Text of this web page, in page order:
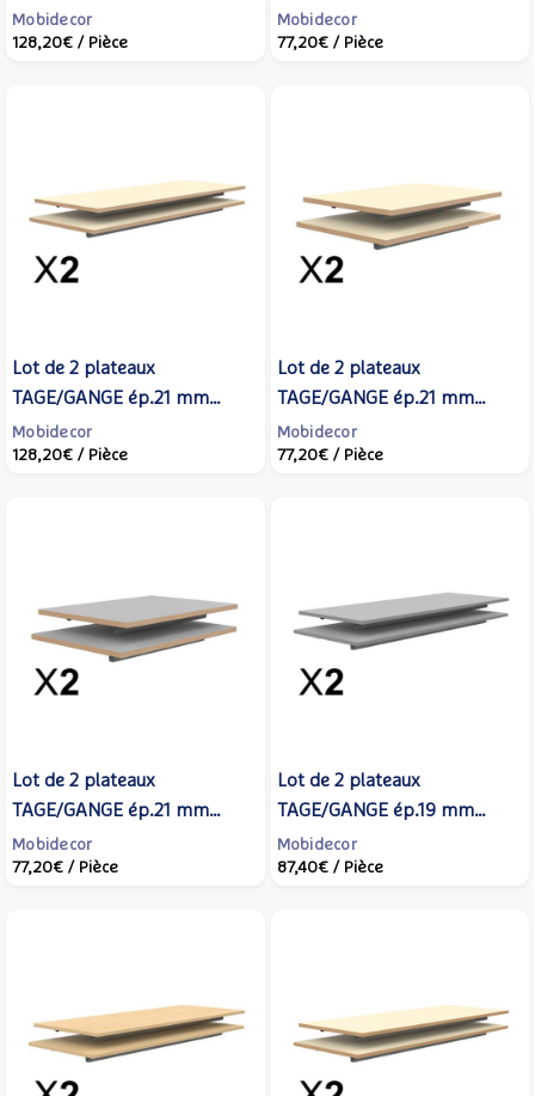
stratifié chant bois - 130x50
cm - Hêtre miel -
Mobidecor
128,20€ / Pièce
stratifié chant bois - 70x50
cm - Hêtre miel -
Mobidecor
77,20€ / Pièce
Lot de 2 plateaux
TAGE/GANGE ép.21 mm
stratifié chant bois - 130x50
cm - Coquille d'œuf -
Mobidecor
128,20€ / Pièce
Lot de 2 plateaux
TAGE/GANGE ép.21 mm
stratifié chant bois - 70x50
cm - Coquille d'œuf -
Mobidecor
77,20€ / Pièce
Lot de 2 plateaux
TAGE/GANGE ép.21 mm
stratifié chant bois - 70x50
cm - Gris perle -
Mobidecor
77,20€ / Pièce
Lot de 2 plateaux
TAGE/GANGE ép.19 mm
mélaminé chant ABS gris -
130x50 cm - Gris perle -
Mobidecor
87,40€ / Pièce